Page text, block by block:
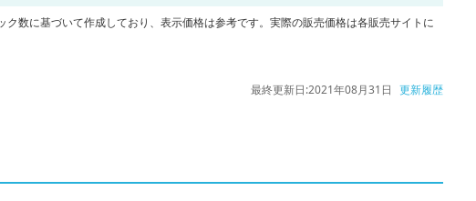
数に基づいて作成しており、表示価格は参考です。実際の販売価格は各販売サイトに
最終更新日:2021年08月31日 更新履歴